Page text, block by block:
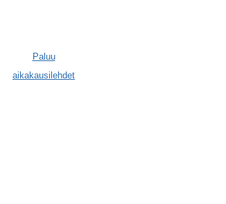
Paluu
aikakausilehdet